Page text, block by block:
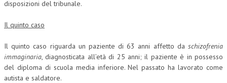
disposizioni del tribunale.
Il quinto caso
Il quinto caso riguarda un paziente di 63 anni affetto da schizofrenia
immaginaria, diagnosticata all’età di 25 anni; il paziente è in possesso
del diploma di scuola media inferiore. Nel passato ha lavorato come
autista e saldatore.